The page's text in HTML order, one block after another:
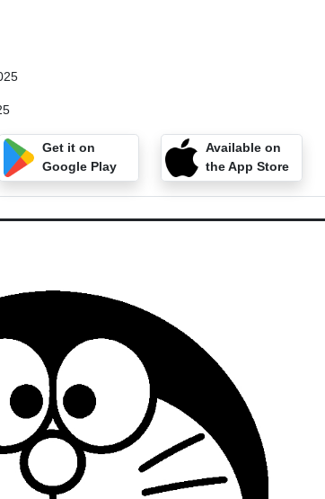
Get it on
Google Play
Available on
the App Store